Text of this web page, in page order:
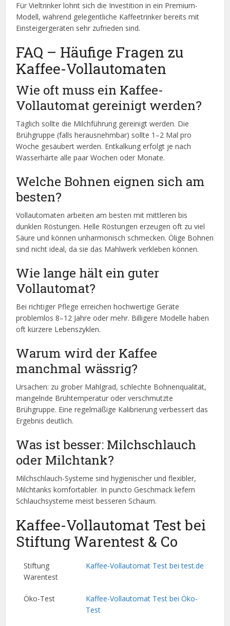
Für Vieltrinker lohnt sich die Investition in ein Premium-
Modell, während gelegentliche Kaffeetrinker bereits mit
Einsteigergeräten sehr zufrieden sind.
FAQ – Häufige Fragen zu
Kaffee-Vollautomaten
Wie oft muss ein Kaffee-
Vollautomat gereinigt werden?
Täglich sollte die Milchführung gereinigt werden. Die
Brühgruppe (falls herausnehmbar) sollte 1–2 Mal pro
Woche gesäubert werden. Entkalkung erfolgt je nach
Wasserhärte alle paar Wochen oder Monate.
Welche Bohnen eignen sich am
besten?
Vollautomaten arbeiten am besten mit mittleren bis
dunklen Röstungen. Helle Röstungen erzeugen oft zu viel
Säure und können unharmonisch schmecken. Ölige Bohnen
sind nicht ideal, da sie das Mahlwerk verkleben können.
Wie lange hält ein guter
Vollautomat?
Bei richtiger Pflege erreichen hochwertige Geräte
problemlos 8–12 Jahre oder mehr. Billigere Modelle haben
oft kürzere Lebenszyklen.
Warum wird der Kaffee
manchmal wässrig?
Ursachen: zu grober Mahlgrad, schlechte Bohnenqualität,
mangelnde Brühtemperatur oder verschmutzte
Brühgruppe. Eine regelmäßige Kalibrierung verbessert das
Ergebnis deutlich.
Was ist besser: Milchschlauch
oder Milchtank?
Milchschlauch-Systeme sind hygienischer und flexibler,
Milchtanks komfortabler. In puncto Geschmack liefern
Schlauchsysteme meist besseren Schaum.
Kaffee-Vollautomat Test bei
Stiftung Warentest & Co
Stiftung
Warentest
Kaffee-Vollautomat Test bei test.de
Öko-Test
Kaffee-Vollautomat Test bei Öko-
Test